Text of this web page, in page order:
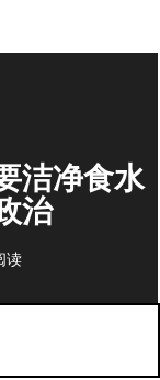
洁净食水
治
读